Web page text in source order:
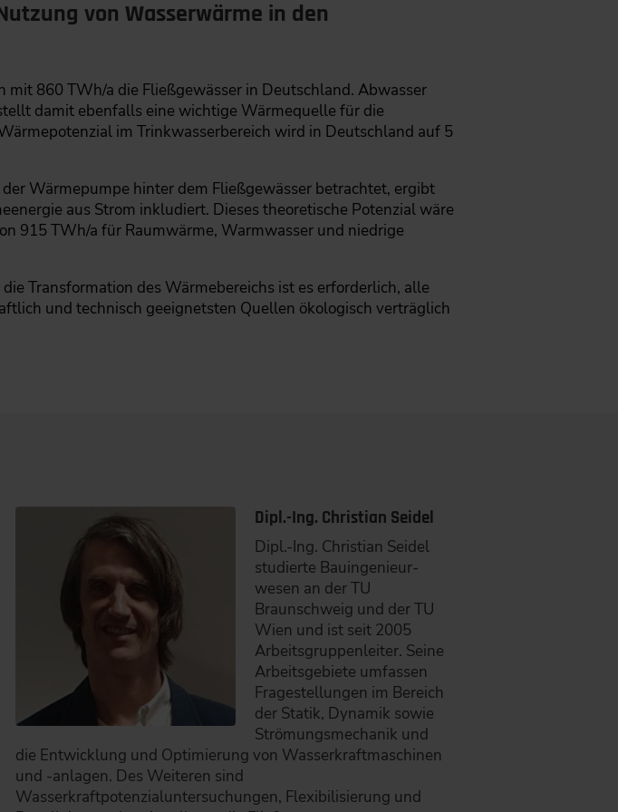
von Wasserwärme in den
mit 860 TWh/a die Fließgewässer in Deutschland. Abwasser
damit ebenfalls eine wichtige Wärmequelle für die
im Trinkwasserbereich wird in Deutschland auf 5
Wärmepumpe hinter dem Fließgewässer betrachtet, ergibt
aus Strom inkludiert. Dieses theoretische Potenzial wäre
915 TWh/a für Raumwärme, Warmwasser und niedrige
Transformation des Wärmebereichs ist es erforderlich, alle
und technisch geeignetsten Quellen ökologisch verträglich
Dipl.-Ing. Christian Seidel
Dipl.-Ing. Christian Seidel
studierte Bauingenieur-
wesen an der TU
Braunschweig und der TU
Wien und ist seit 2005
Arbeitsgruppenleiter. Seine
Arbeitsgebiete umfassen
Fragestellungen im Bereich
der Statik, Dynamik sowie
Strömungsmechanik und
die Entwicklung und Optimierung von Wasserkraftmaschinen
und -anlagen. Des Weiteren sind
Wasserkraftpotenzialuntersuchungen, Flexibilisierung und